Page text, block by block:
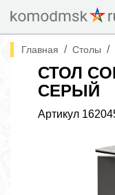
Главная / Столы /
СТОЛ
СЕРЫЙ
Артикул